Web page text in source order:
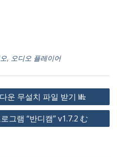
, 오디오 플레이어
운 무설치 파일 받기 ㎒
그램 “반디캠” v1.7.2 む